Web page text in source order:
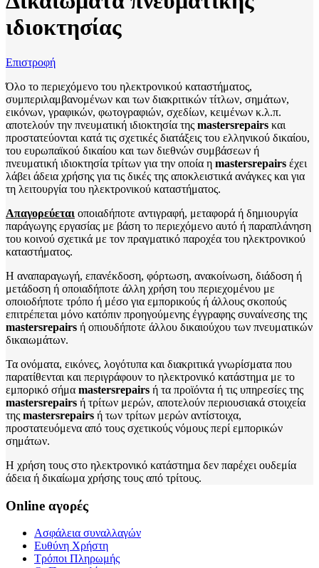
ιδιοκτησίας
Επιστροφή
Όλο το περιεχόμενο του ηλεκτρονικού καταστήματος,
συμπεριλαμβανομένων και των διακριτικών τίτλων, σημάτων,
εικόνων, γραφικών, φωτογραφιών, σχεδίων, κειμένων κ.λ.π.
αποτελούν την πνευματική ιδιοκτησία της mastersrepairs και
προστατεύονται κατά τις σχετικές διατάξεις του ελληνικού δικαίου,
του ευρωπαϊκού δικαίου και των διεθνών συμβάσεων ή
πνευματική ιδιοκτησία τρίτων για την οποία η mastersrepairs έχει
λάβει άδεια χρήσης για τις δικές της αποκλειστικά ανάγκες και για
τη λειτουργία του ηλεκτρονικού καταστήματος.
Απαγορεύεται οποιαδήποτε αντιγραφή, μεταφορά ή δημιουργία
παράγωγης εργασίας με βάση το περιεχόμενο αυτό ή παραπλάνηση
του κοινού σχετικά με τον πραγματικό παροχέα του ηλεκτρονικού
καταστήματος.
Η αναπαραγωγή, επανέκδοση, φόρτωση, ανακοίνωση, διάδοση ή
μετάδοση ή οποιαδήποτε άλλη χρήση του περιεχομένου με
οποιοδήποτε τρόπο ή μέσο για εμπορικούς ή άλλους σκοπούς
επιτρέπεται μόνο κατόπιν προηγούμενης έγγραφης συναίνεσης της
mastersrepairs ή οπιουδήποτε άλλου δικαιούχου των πνευματικών
δικαιωμάτων.
Τα ονόματα, εικόνες, λογότυπα και διακριτικά γνωρίσματα που
παρατίθενται και περιγράφουν το ηλεκτρονικό κατάστημα με το
εμπορικό σήμα mastersrepairs ή τα προϊόντα ή τις υπηρεσίες της
mastersrepairs ή τρίτων μερών, αποτελούν περιουσιακά στοιχεία
της mastersrepairs ή των τρίτων μερών αντίστοιχα,
προστατευόμενα από τους σχετικούς νόμους περί εμπορικών
σημάτων.
Η χρήση τους στο ηλεκτρονικό κατάστημα δεν παρέχει ουδεμία
άδεια ή δικαίωμα χρήσης τους από τρίτους.
Online αγορές
Ασφάλεια συναλλαγών
Ευθύνη Χρήστη
Τρόποι Πληρωμής